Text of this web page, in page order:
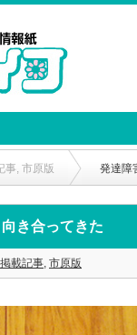
事, 市原版 発達障
き合ってきた
載記事, 市原版